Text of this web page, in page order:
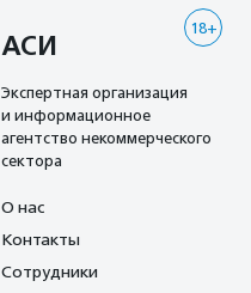
18+
АСИ
Экспертная организация
и информационное
агентство некоммерческого
сектора
О нас
Контакты
Сотрудники